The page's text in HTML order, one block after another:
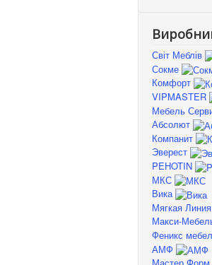
Світ Меблів
Сокме
Комфорт
VIPMASTER
Мебель
Абсолют
Компанит
Эверест
PEHOTIN
МКС
Вика
Мягкая Линия
Макси-
Феникс
АМФ